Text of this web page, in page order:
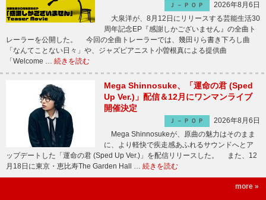
Ｊ－ＰＯＰ
2026年8月6日
大泉洋が、8月12日にリリースする芸能生活30
周年記念EP『感謝しかございません』の全曲ト
レーラーを公開した。 今回の全曲トレーラーでは、幾田りら書き下ろし曲
「なんてことない日々」や、ジャズピアニスト小曽根真による提供曲
「Welcome … 続きを読む
Mega Shinnosuke、「運命の君 (Sped
Up Ver.)」配信＆12月にワンマンライブ
開催決定
Ｊ－ＰＯＰ
2026年8月6日
Mega Shinnosukeが、原曲の魅力はそのまま
に、より軽快で疾走感あふれるサウンドへとア
ップデートした「運命の君 (Sped Up Ver.)」を配信リリースした。 また、12
月18日に東京・恵比寿The Garden Hall … 続きを読む
more »